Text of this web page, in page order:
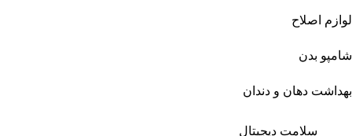
لوازم اصلاح
شامپو بدن
بهداشت دهان و دندان
سلامت دیجیتال